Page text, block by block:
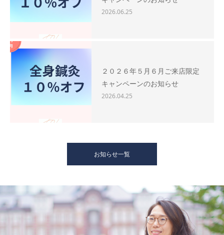
2026.06.25
２０２６年５月６月ご来店限定
キャンペーンのお知らせ
2026.04.25
お知らせ一覧